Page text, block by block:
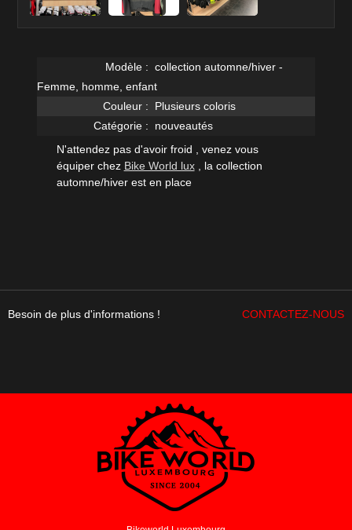
Modèle : collection automne/hiver -
Femme, homme, enfant
Couleur :
Plusieurs coloris
Catégorie :
nouveautés
N'attendez pas d'avoir froid
, venez vous
équiper chez Bike World lux, la collection
automne/hiver est en place
Besoin de plus d'informations ! CONTACTEZ-NOUS